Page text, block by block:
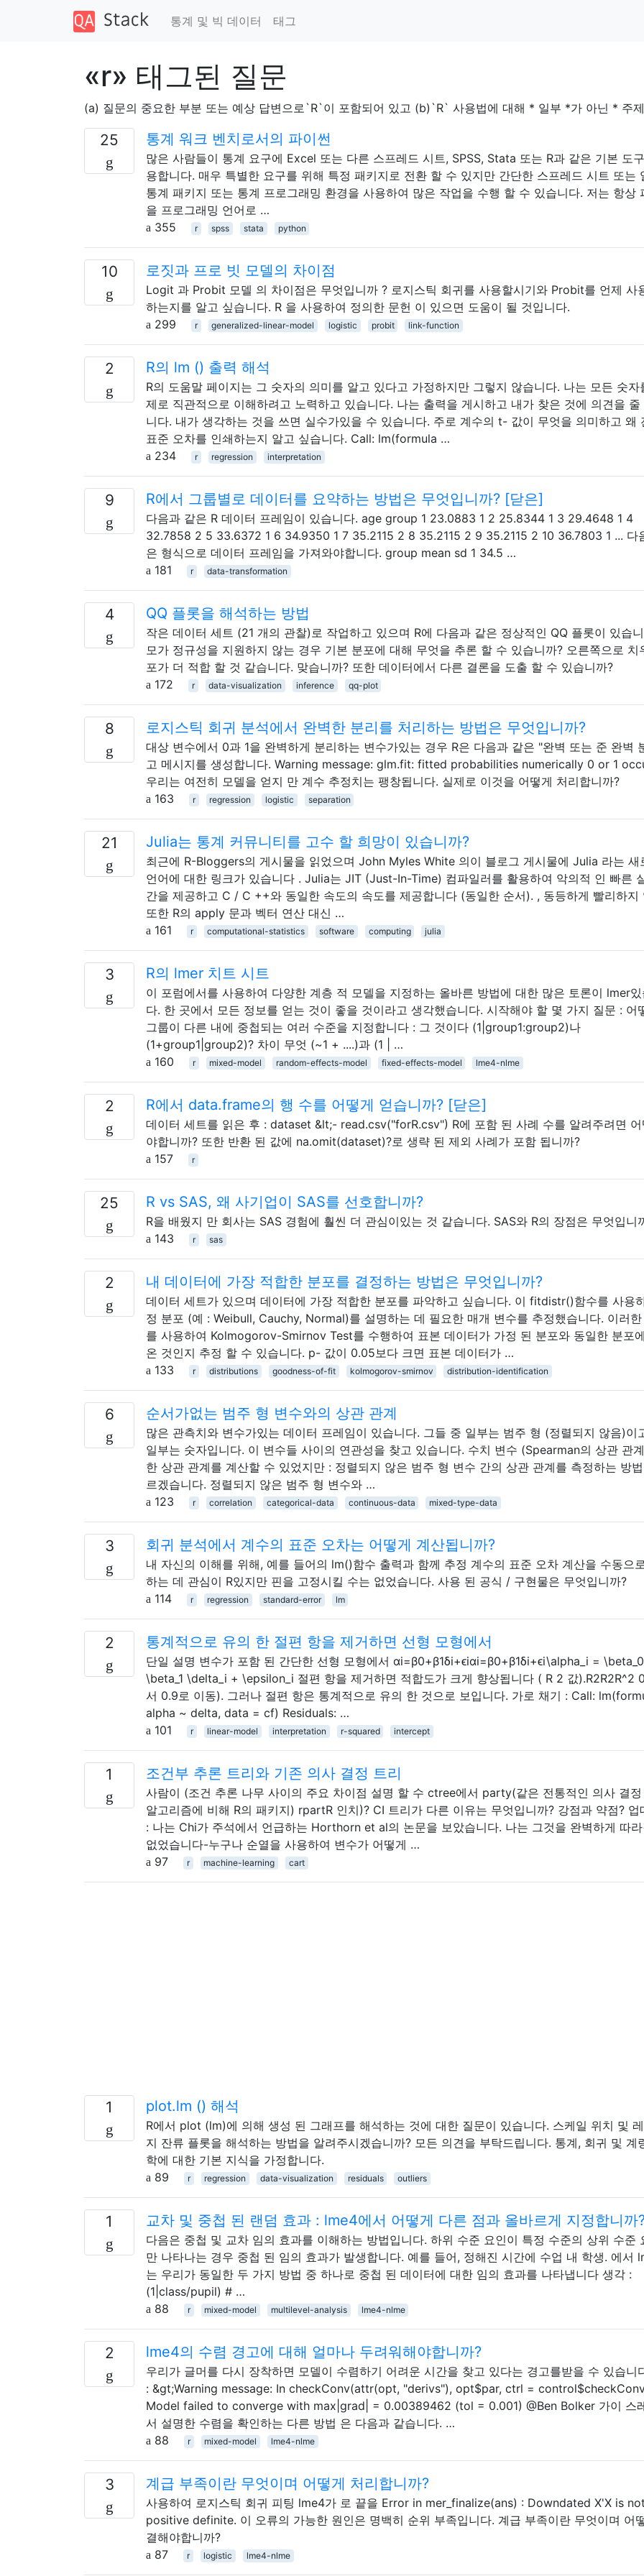
통계 및 빅 데이터 태그
«r» 태그된 질문
(a) 질문의 중요한 부분 또는 예상 답변으로`R`이 포함되어 있고 (b)`R` 사용법에 대해 * 일부 *가 아닌 * 주
25 통계 워크 벤치로서의 파이썬
많은 사람들이 통계 요구에 Excel 또는 다른 스프레드 시트, SPSS, Stata 또는 R과 같은 기본 도
용합니다. 매우 특별한 요구를 위해 특정 패키지로 전환 할 수 있지만 간단한 스프레드 시트 또는
통계 패키지 또는 통계 프로그래밍 환경을 사용하여 많은 작업을 수행 할 수 있습니다. 저는 항상
을 프로그래밍 언어로 …
355
r spss stata python
10 로짓과 프로 빗 모델의 차이점
Logit 과 Probit 모델 의 차이점은 무엇입니까 ? 로지스틱 회귀를 사용할시기와 Probit를 언제 사
하는지를 알고 싶습니다. R 을 사용하여 정의한 문헌 이 있으면 도움이 될 것입니다.
299
r generalized-linear-model logistic probit link-function
2 R의 lm () 출력 해석
R의 도움말 페이지는 그 숫자의 의미를 알고 있다고 가정하지만 그렇지 않습니다. 나는 모든 숫자
제로 직관적으로 이해하려고 노력하고 있습니다. 나는 출력을 게시하고 내가 찾은 것에 의견을 줄
니다. 내가 생각하는 것을 쓰면 실수가있을 수 있습니다. 주로 계수의 t- 값이 무엇을 의미하고 왜
표준 오차를 인쇄하는지 알고 싶습니다. Call: lm(formula …
234
r regression interpretation
9 R에서 그룹별로 데이터를 요약하는 방법은 무엇입니까? [닫은]
다음과 같은 R 데이터 프레임이 있습니다. age group 1 23.0883 1 2 25.8344 1 3 29.4648 1 4
32.7858 2 5 33.6372 1 6 34.9350 1 7 35.2115 2 8 35.2115 2 9 35.2115 2 10 36.7803 1 ... 다
은 형식으로 데이터 프레임을 가져와야합니다. group mean sd 1 34.5 …
181
r data-transformation
4 QQ 플롯을 해석하는 방법
작은 데이터 세트 (21 개의 관찰)로 작업하고 있으며 R에 다음과 같은 정상적인 QQ 플롯이 있습
모가 정규성을 지원하지 않는 경우 기본 분포에 대해 무엇을 추론 할 수 있습니까? 오른쪽으로 치
포가 더 적합 할 것 같습니다. 맞습니까? 또한 데이터에서 다른 결론을 도출 할 수 있습니까?
172
r data-visualization inference qq-plot
8 로지스틱 회귀 분석에서 완벽한 분리를 처리하는 방법은 무엇입니까?
대상 변수에서 0과 1을 완벽하게 분리하는 변수가있는 경우 R은 다음과 같은 "완벽 또는 준 완벽
고 메시지를 생성합니다. Warning message: glm.fit: fitted probabilities numerically 0 or 1
우리는 여전히 모델을 얻지 만 계수 추정치는 팽창됩니다. 실제로 이것을 어떻게 처리합니까?
163
r regression logistic separation
21 Julia는 통계 커뮤니티를 고수 할 희망이 있습니까?
최근에 R-Bloggers의 게시물을 읽었으며 John Myles White 의이 블로그 게시물에 Julia 라는 새
언어에 대한 링크가 있습니다 . Julia는 JIT (Just-In-Time) 컴파일러를 활용하여 악의적 인 빠른
간을 제공하고 C / C ++와 동일한 속도의 속도를 제공합니다 (동일한 순서). , 동등하게 빨리하지
또한 R의 apply 문과 벡터 연산 대신 …
161
r computational-statistics software computing julia
3 R의 lmer 치트 시트
이 포럼에서를 사용하여 다양한 계층 적 모델을 지정하는 올바른 방법에 대한 많은 토론이 lmer있
다. 한 곳에서 모든 정보를 얻는 것이 좋을 것이라고 생각했습니다. 시작해야 할 몇 가지 질문 : 어
그룹이 다른 내에 중첩되는 여러 수준을 지정합니다 : 그 것이다 (1|group1:group2)나
(1+group1|group2)? 차이 무엇 (~1 + ....)과 (1 | …
160
r mixed-model random-effects-model fixed-effects-model lme4-nlme
2 R에서 data.frame의 행 수를 어떻게 얻습니까? [닫은]
데이터 세트를 읽은 후 : dataset &lt;- read.csv("forR.csv") R에 포함 된 사례 수를 알려주려면 어
야합니까? 또한 반환 된 값에 na.omit(dataset)?로 생략 된 제외 사례가 포함 됩니까?
157
r
25 R vs SAS, 왜 사기업이 SAS를 선호합니까?
R을 배웠지 만 회사는 SAS 경험에 훨씬 더 관심이있는 것 같습니다. SAS와 R의 장점은 무엇입니
143
r sas
2 내 데이터에 가장 적합한 분포를 결정하는 방법은 무엇입니까?
데이터 세트가 있으며 데이터에 가장 적합한 분포를 파악하고 싶습니다. 이 fitdistr()함수를 사용
정 분포 (예 : Weibull, Cauchy, Normal)를 설명하는 데 필요한 매개 변수를 추정했습니다. 이러한
를 사용하여 Kolmogorov-Smirnov Test를 수행하여 표본 데이터가 가정 된 분포와 동일한 분포
온 것인지 추정 할 수 있습니다. p- 값이 0.05보다 크면 표본 데이터가 …
133
r distributions goodness-of-fit kolmogorov-smirnov distribution-identification
6 순서가없는 범주 형 변수와의 상관 관계
많은 관측치와 변수가있는 데이터 프레임이 있습니다. 그들 중 일부는 범주 형 (정렬되지 않음)이
일부는 숫자입니다. 이 변수들 사이의 연관성을 찾고 있습니다. 수치 변수 (Spearman의 상관 관
한 상관 관계를 계산할 수 있었지만 : 정렬되지 않은 범주 형 변수 간의 상관 관계를 측정하는 방
르겠습니다. 정렬되지 않은 범주 형 변수와 …
123
r correlation categorical-data continuous-data mixed-type-data
3 회귀 분석에서 계수의 표준 오차는 어떻게 계산됩니까?
내 자신의 이해를 위해, 예를 들어의 lm()함수 출력과 함께 추정 계수의 표준 오차 계산을 수동으
하는 데 관심이 R있지만 핀을 고정시킬 수는 없었습니다. 사용 된 공식 / 구현물은 무엇입니까?
114
r regression standard-error lm
2 통계적으로 유의 한 절편 항을 제거하면 선형 모형에서
단일 설명 변수가 포함 된 간단한 선형 모형에서 αi=β0+β1δi+ϵiαi=β0+β1δi+ϵi\alpha_i =
\beta_1 \delta_i + \epsilon_i 절편 항을 제거하면 적합도가 크게 향상됩니다 ( R 2 값).R2R2R^2
서 0.9로 이동). 그러나 절편 항은 통계적으로 유의 한 것으로 보입니다. 가로 채기 : Call:
alpha ~ delta, data = cf) Residuals: …
101
r linear-model interpretation r-squared intercept
1 조건부 추론 트리와 기존 의사 결정 트리
사람이 (조건 추론 나무 사이의 주요 차이점 설명 할 수 ctree에서 party(같은 전통적인 의사 결정
알고리즘에 비해 R의 패키지) rpartR 인치)? CI 트리가 다른 이유는 무엇입니까? 강점과 약점? 업
: 나는 Chi가 주석에서 언급하는 Horthorn et al의 논문을 보았습니다. 나는 그것을 완벽하게 따
없었습니다-누구나 순열을 사용하여 변수가 어떻게 …
97
r machine-learning cart
1 plot.lm () 해석
R에서 plot (lm)에 의해 생성 된 그래프를 해석하는 것에 대한 질문이 있습니다. 스케일 위치 및
지 잔류 플롯을 해석하는 방법을 알려주시겠습니까? 모든 의견을 부탁드립니다. 통계, 회귀 및 계
학에 대한 기본 지식을 가정합니다.
89
r regression data-visualization residuals outliers
1 교차 및 중첩 된 랜덤 효과 : lme4에서 어떻게 다른 점과 올바르게 지정합니까?
다음은 중첩 및 교차 임의 효과를 이해하는 방법입니다. 하위 수준 요인이 특정 수준의 상위 수준
만 나타나는 경우 중첩 된 임의 효과가 발생합니다. 예를 들어, 정해진 시간에 수업 내 학생. 에서
는 우리가 동일한 두 가지 방법 중 하나로 중첩 된 데이터에 대한 임의 효과를 나타냅니다 생각 :
(1|class/pupil) # …
88
r mixed-model multilevel-analysis lme4-nlme
2 lme4의 수렴 경고에 대해 얼마나 두려워해야합니까?
우리가 글머를 다시 장착하면 모델이 수렴하기 어려운 시간을 찾고 있다는 경고를받을 수 있습니
: &gt;Warning message: In checkConv(attr(opt, "derivs"), opt$par, ctrl =
Model failed to converge with max|grad| = 0.00389462 (tol = 0.001) @Ben Bolker 가이 스
서 설명한 수렴을 확인하는 다른 방법 은 다음과 같습니다. …
88
r mixed-model lme4-nlme
3 계급 부족이란 무엇이며 어떻게 처리합니까?
사용하여 로지스틱 회귀 피팅 lme4가 로 끝을 Error in mer_finalize(ans) : Downdated X'X is not
positive definite. 이 오류의 가능한 원인은 명백히 순위 부족입니다. 계급 부족이란 무엇이며 어
결해야합니까?
87
r logistic lme4-nlme